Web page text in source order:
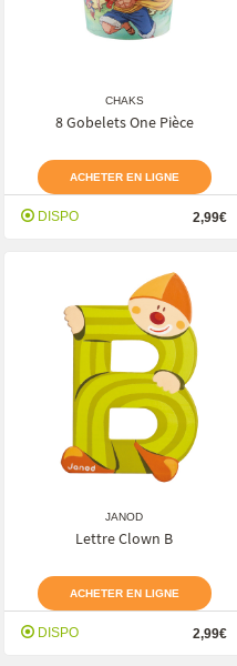
CHAKS
8 Gobelets One Pièce
ACHETER EN LIGNE
DISPO 2,99€
JANOD
Lettre Clown B
ACHETER EN LIGNE
DISPO 2,99€